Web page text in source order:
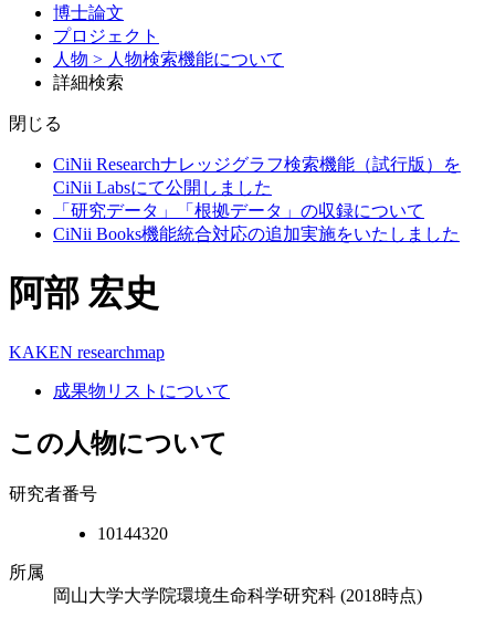
博士論文
プロジェクト
人物 > 人物検索機能について
詳細検索
閉じる
CiNii Researchナレッジグラフ検索機能（試行版）を
CiNii Labsにて公開しました
「研究データ」「根拠データ」の収録について
CiNii Books機能統合対応の追加実施をいたしました
阿部 宏史
KAKEN researchmap
成果物リストについて
この人物について
研究者番号
10144320
所属
岡山大学大学院環境生命科学研究科 (2018時点)